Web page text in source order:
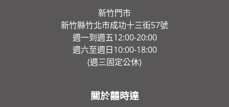
新竹門市
新竹縣竹北市成功十三街57號
週一到週五12:00-20:00
週六至週日10:00-18:00
(週三固定公休)
關於囍時達